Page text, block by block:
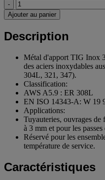
-
Ajouter au panier
Description
Métal d'apport TIG Inox
des aciers inoxydables
304L, 321, 347).
Classification:
AWS A5.9 : ER 308L
EN ISO 14343-A: W 19
Applications:
Tuyauteries, ouvrages de
à 3 mm et pour les
Réservé pour les
température de service.
Caractéristiques